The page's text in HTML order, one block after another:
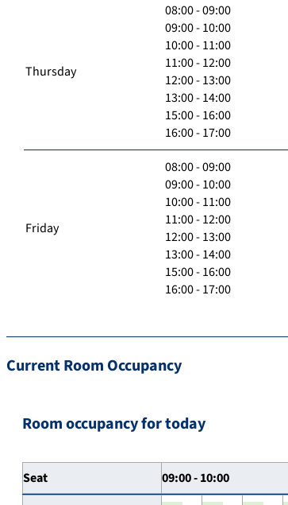
Thursday
08:00 - 09:00
09:00 - 10:00
10:00 - 11:00
11:00 - 12:00
12:00 - 13:00
13:00 - 14:00
15:00 - 16:00
16:00 - 17:00
Friday
08:00 - 09:00
09:00 - 10:00
10:00 - 11:00
11:00 - 12:00
12:00 - 13:00
13:00 - 14:00
15:00 - 16:00
16:00 - 17:00
Current Room Occupancy
Room occupancy for today
Seat 09:00 - 10:00